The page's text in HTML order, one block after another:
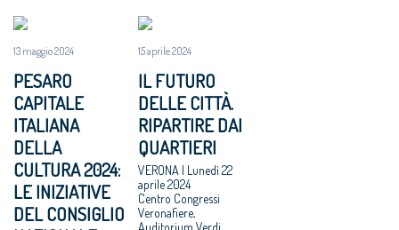
13 maggio 2024
PESARO
CAPITALE
ITALIANA
DELLA
CULTURA 2024:
LE INIZIATIVE
DEL CONSIGLIO
15 aprile 2024
IL FUTURO
DELLE CITTÀ.
RIPARTIRE DAI
QUARTIERI
VERONA | Lunedì 22
aprile 2024
Centro Congressi
Veronafiere,